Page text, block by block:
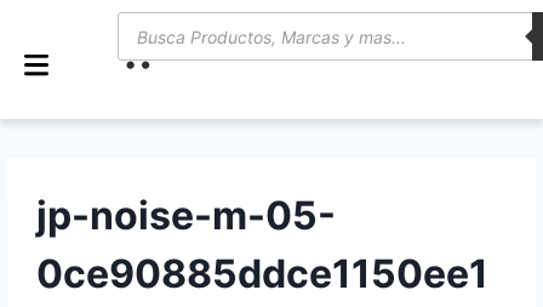
jp-noise-m-05-
0ce90885ddce1150ee1